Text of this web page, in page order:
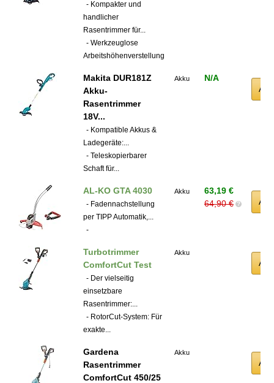
- Kompakter und
handlicher
Rasentrimmer für...
- Werkzeuglose
Arbeitshöhenverstellung
Makita DUR181Z
Akku-
Rasentrimmer
18V...
- Kompatible Akkus &
Ladegeräte:...
- Teleskopierbarer
Schaft für...
Akku N/A
AL-KO GTA 4030
- Fadennachstellung
per TIPP Automatik,...
-
Akku
63,19 €
64,90 € ?
Turbotrimmer
ComfortCut Test
- Der vielseitig
einsetzbare
Rasentrimmer:...
- RotorCut-System: Für
exakte...
Akku
Gardena
Rasentrimmer
ComfortCut 450/25
Akku